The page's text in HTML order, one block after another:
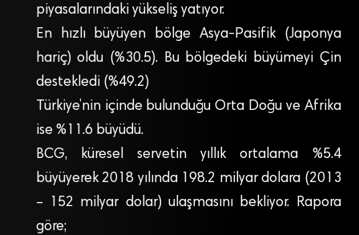
piyasalarındaki yükseliş yatıyor.
En hızlı büyüyen bölge Asya-Pasifik (Japonya
hariç) oldu (%30.5). Bu bölgedeki büyümeyi Çin
destekledi (%49.2)
Türkiye’nin içinde bulunduğu Orta Doğu ve Afrika
ise %11.6 büyüdü.
BCG, küresel servetin yıllık ortalama %5.4
büyüyerek 2018 yılında 198.2 milyar dolara (2013
– 152 milyar dolar) ulaşmasını bekliyor. Rapora
göre;